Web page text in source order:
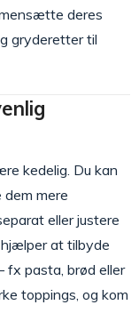
deres
gryderetter til
kedelig. Du kan
mere
eller justere
at tilbyde
fx pasta, brød eller
toppings, og kom